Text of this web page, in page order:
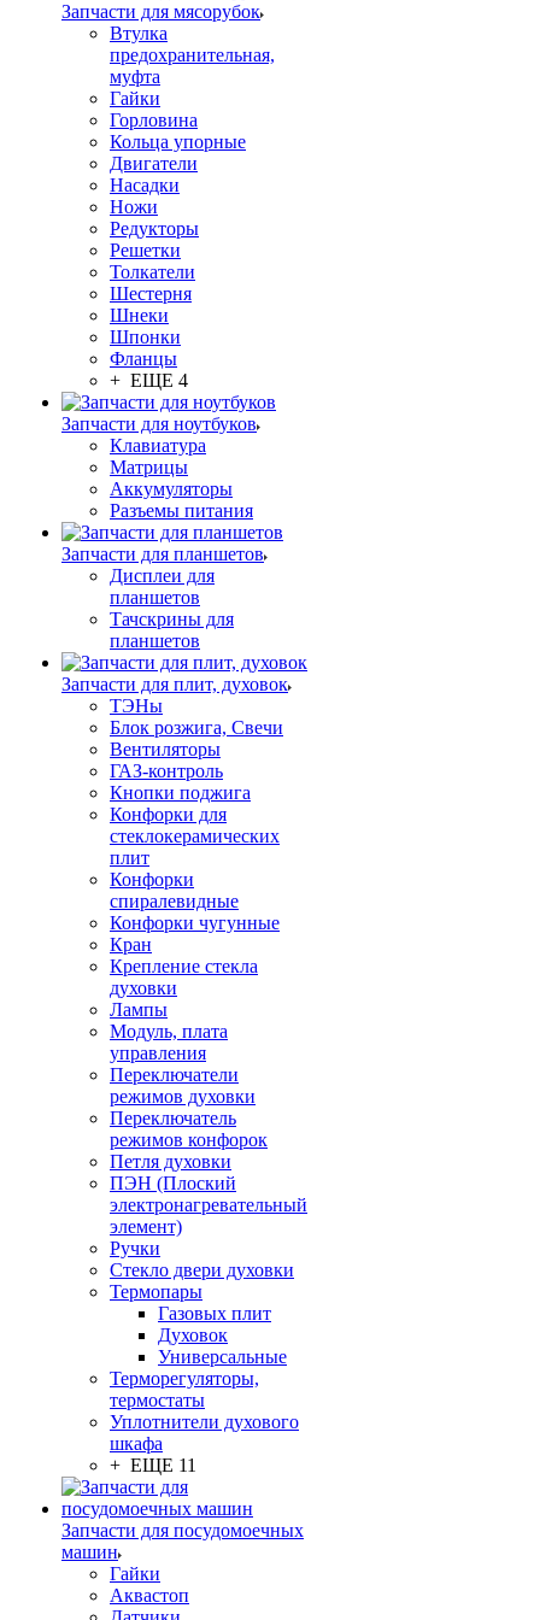
Запчасти для мясорубок
Втулка
предохранительная,
муфта
Гайки
Горловина
Кольца упорные
Двигатели
Насадки
Ножи
Редукторы
Решетки
Толкатели
Шестерня
Шнеки
Шпонки
Фланцы
+ ЕЩЕ 4
Запчасти для ноутбуков
Клавиатура
Матрицы
Аккумуляторы
Разъемы питания
Запчасти для планшетов
Дисплеи для
планшетов
Тачскрины для
планшетов
Запчасти для плит, духовок
ТЭНы
Блок розжига, Свечи
Вентиляторы
ГАЗ-контроль
Кнопки поджига
Конфорки для
стеклокерамических
плит
Конфорки
спиралевидные
Конфорки чугунные
Кран
Крепление стекла
духовки
Лампы
Модуль, плата
управления
Переключатели
режимов духовки
Переключатель
режимов конфорок
Петля духовки
ПЭН (Плоский
электронагревательный
элемент)
Ручки
Стекло двери духовки
Термопары
Газовых плит
Духовок
Универсальные
Терморегуляторы,
термостаты
Уплотнители духового
шкафа
+ ЕЩЕ 11
Запчасти для посудомоечных
машин
Гайки
Аквастоп